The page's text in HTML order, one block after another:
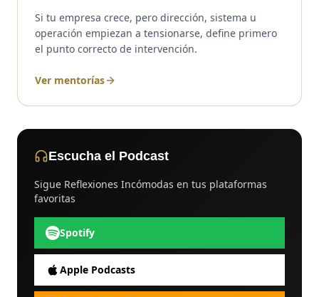
Si tu empresa crece, pero dirección, sistema u
operación empiezan a tensionarse, define primero
el punto correcto de intervención.
Ver mentorías
Escucha el Podcast
Sigue Reflexiones Incómodas en tus plataformas
favoritas
Spotify
Apple Podcasts